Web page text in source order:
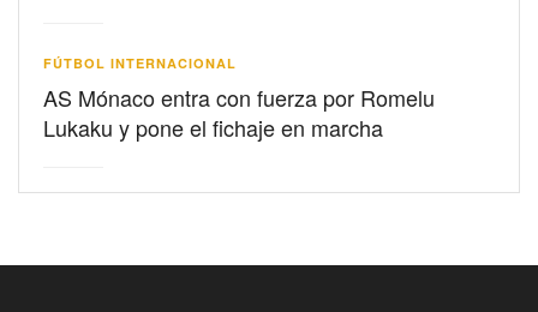
FÚTBOL INTERNACIONAL
AS Mónaco entra con fuerza por Romelu
Lukaku y pone el fichaje en marcha